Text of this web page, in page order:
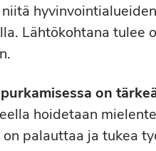
Lähtökohtana tulee
on
hoidetaan
palauttaa ja tukea